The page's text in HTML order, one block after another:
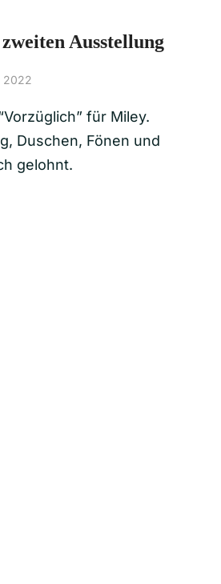
Ausstellung
2022
für Miley.
Duschen, Fönen und
gelohnt.